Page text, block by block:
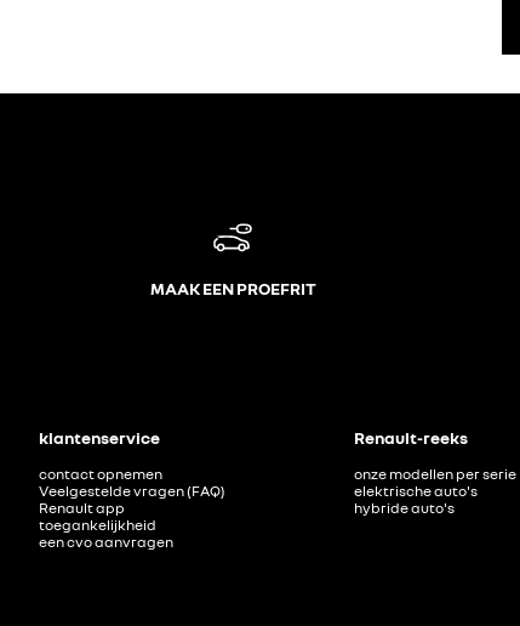
MAAK EEN PROEFRIT
klantenservice
contact opnemen
Veelgestelde vragen (FAQ)
Renault app
toegankelijkheid
een cvo aanvragen
Renault-reeks
onze modellen per serie
elektrische auto's
hybride auto's